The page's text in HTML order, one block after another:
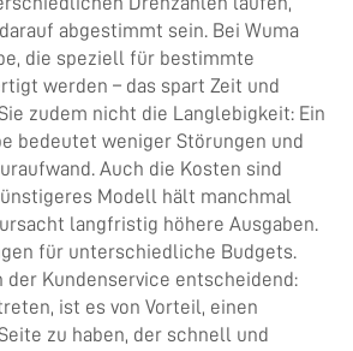
abgestimmt sein. Bei Wuma
die speziell für bestimmte
werden – das spart Zeit und
zudem nicht die Langlebigkeit: Ein
bedeutet weniger Störungen und
Auch die Kosten sind
Modell hält manchmal
langfristig höhere Ausgaben.
für unterschiedliche Budgets.
Kundenservice entscheidend:
ist es von Vorteil, einen
zu haben, der schnell und